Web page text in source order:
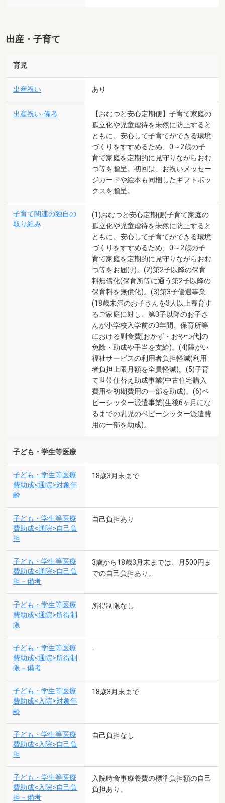
出産・子育て
育児
出産祝い あり
出産祝い-備考
【おむつと安心定期便】子育て家庭の
孤立化や児童虐待を未然に防止すると
ともに、安心して子育てができる環境
づくりをすすめるため、0～2歳の子
育て家庭を定期的に見守りながらおむ
つ等を贈呈。初回は、お祝いメッセー
ジカードや絵本も同梱したギフトボッ
クスを贈呈。
子育て関連の独自の
取り組み
(1)おむつと安心定期便(子育て家庭の
孤立化や児童虐待を未然に防止すると
ともに、安心して子育てができる環境
づくりをすすめるため、0～2歳の子
育て家庭を定期的に見守りながらおむ
つ等をお届け)。(2)第2子以降の保育
料無償化(保育所等に通う第2子以降の
保育料を無償化)。(3)第3子優遇事業
(18歳未満のお子さんを3人以上養育す
るご家庭に対し、第3子以降のお子さ
んが小学校入学前の3年間、保育所等
における副食費[おかず・おやつ代]の
免除・助成や手当を支給)。(4)障がい
福祉サービスの利用者負担軽減(利用
者負担上限月額を全員軽減)。(5)子育
て世帯住替え助成事業(中古住宅購入
費用や初期費用の一部を助成)。(6)ベ
ビーシッター派遣事業(生後6ヶ月にな
るまでの乳児のベビーシッター派遣費
用の一部を助成)。
子ども・学生等医療
子ども・学生等医療
費助成<通院>対象年
齢
18歳3月末まで
子ども・学生等医療
費助成<通院>自己負
担
自己負担あり
子ども・学生等医療
費助成<通院>自己負
担－備考
3歳から18歳3月末までは、月500円ま
での自己負担あり。
子ども・学生等医療
費助成<通院>所得制
限
所得制限なし
子ども・学生等医療
費助成<通院>所得制
限－備考
-
子ども・学生等医療
費助成<入院>対象年
齢
18歳3月末まで
子ども・学生等医療
費助成<入院>自己負
担
自己負担なし
子ども・学生等医療
費助成<入院>自己負
担－備考
入院時食事療養費の標準負担額の自己
負担あり。